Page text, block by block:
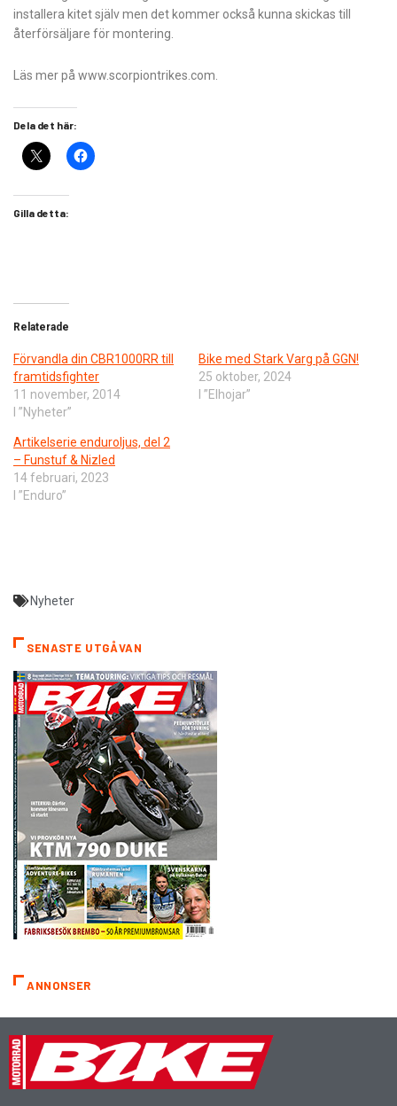
installera kitet själv men det kommer också kunna skickas till
återförsäljare för montering.
Läs mer på www.scorpiontrikes.com.
Dela det här:
Gilla detta:
Relaterade
Förvandla din CBR1000RR till
framtidsfighter
11 november, 2014
I ”Nyheter”
Bike med Stark Varg på GGN!
25 oktober, 2024
I ”Elhojar”
Artikelserie enduroljus, del 2
– Funstuf & Nizled
14 februari, 2023
I ”Enduro”
Nyheter
SENASTE UTGÅVAN
ANNONSER